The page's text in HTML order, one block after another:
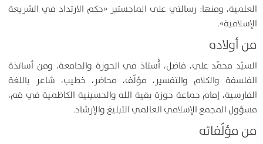
العلمية، ومنها: رسالتي على الماجستير «حكم الارتداد في الشريعة
الإسلامية».
من أولاده
السيّد محمّد علي، فاضل، أُستاذ في الحوزة والجامعة، ومن أساتذة
الفلسفة والكلام والتفسير، مؤلّف، محاضر، خطيب، شاعر باللغة
الفارسية، إمام جماعة حوزة بقية الله والحسينية الكاظمية في قم،
مسؤول المجمع الإسلامي العالمي التبليغ والإرشاد.
من مؤلّفاته